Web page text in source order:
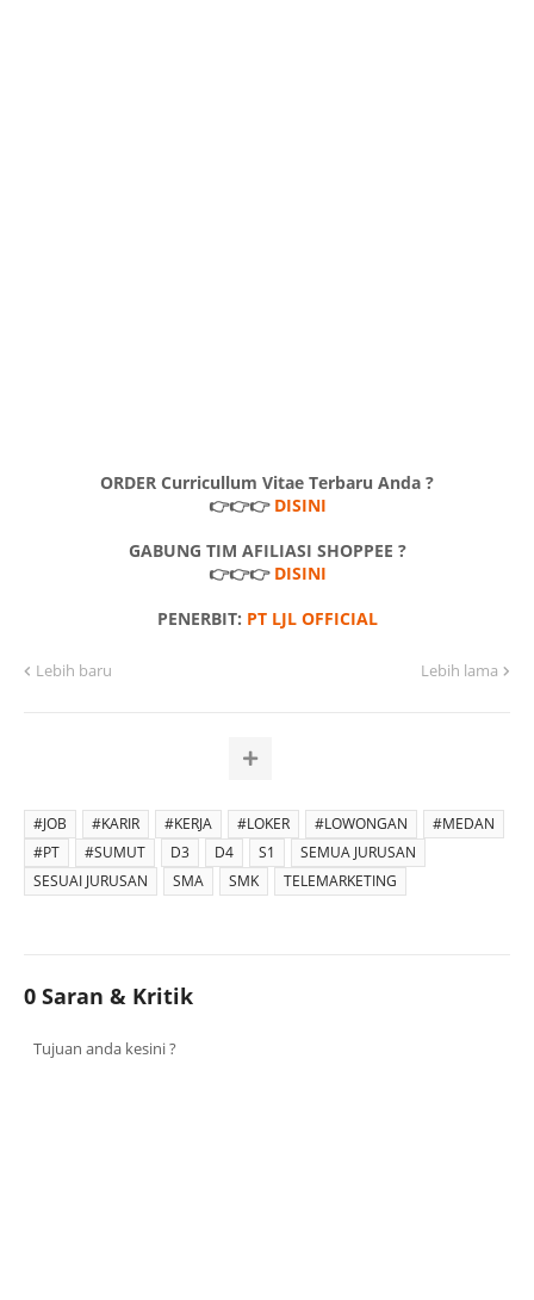
ORDER Curricullum Vitae Terbaru Anda ?
👉👉👉 DISINI
GABUNG TIM AFILIASI SHOPPEE ?
👉👉👉 DISINI
PENERBIT: PT LJL OFFICIAL
Lebih baru Lebih lama
#JOB #KARIR #KERJA #LOKER #LOWONGAN
#MEDAN
#PT
#SUMUT D3 D4 S1
SEMUA JURUSAN
SESUAI JURUSAN
SMA SMK TELEMARKETING
0 Saran & Kritik
Tujuan anda kesini ?